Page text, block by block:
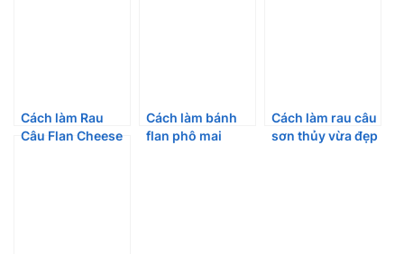
Cách làm Rau
Câu Flan Cheese
Cách làm bánh
flan phô mai
Cách làm rau câu
sơn thủy vừa đẹp